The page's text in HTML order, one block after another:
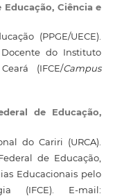
Ciência e
(PPGE/UECE).
do Instituto
(IFCE/Campus
de Educação,
do Cariri (URCA).
de Educação,
Educacionais pelo
(IFCE). E-mail: